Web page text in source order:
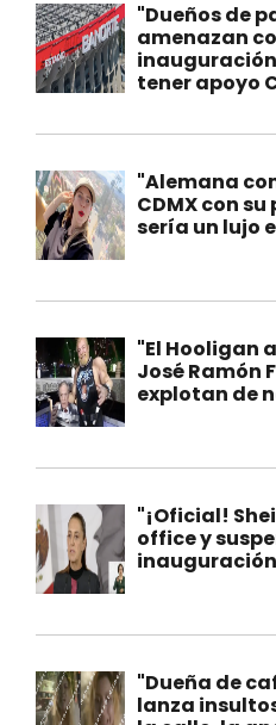
"Dueños de
amenazan
tener apoyo
"Alemana
CDMX con
sería un lujo
"El Hooligan
José Ramón
explotan de
"¡Oficial!
office y
"Dueña de
lanza